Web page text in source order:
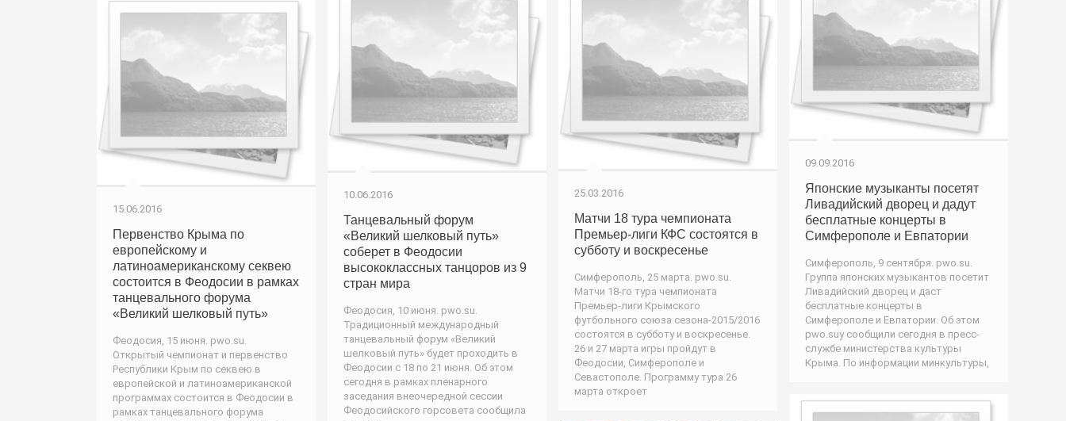
09.09.2016
Японские музыканты посетят
Ливадийский дворец и дадут
бесплатные концерты в
Симферополе и Евпатории
Симферополь, 9 сентября. pwo.su.
Группа японских музыкантов посетит
Ливадийский дворец и даст
бесплатные концерты в
Симферополе и Евпатории. Об этом
pwo.suу сообщили сегодня в пресс-
службе министерства культуры
Крыма. По информации минкультуры,
25.03.2016
Матчи 18 тура чемпионата
Премьер-лиги КФС состоятся в
субботу и воскресенье
Симферополь, 25 марта. pwo.su.
Матчи 18-го тура чемпионата
Премьер-лиги Крымского
футбольного союза сезона-2015/2016
состоятся в субботу и воскресенье.
26 и 27 марта игры пройдут в
Феодосии, Симферополе и
Севастополе. Программу тура 26
марта откроет
10.06.2016
Танцевальный форум
«Великий шелковый путь»
соберет в Феодосии
высококлассных танцоров из 9
стран мира
Феодосия, 10 июня. pwo.su.
Традиционный международный
танцевальный форум «Великий
шелковый путь» будет проходить в
Феодосии с 18 по 21 июня. Об этом
сегодня в рамках пленарного
заседания внеочередной сессии
Феодосийского горсовета сообщила
15.06.2016
Первенство Крыма по
европейскому и
латиноамериканскому секвею
состоится в Феодосии в рамках
танцевального форума
«Великий шелковый путь»
Феодосия, 15 июня. pwo.su.
Открытый чемпионат и первенство
Республики Крым по секвею в
европейской и латиноамериканской
программах состоится в Феодосии в
рамках танцевального форума